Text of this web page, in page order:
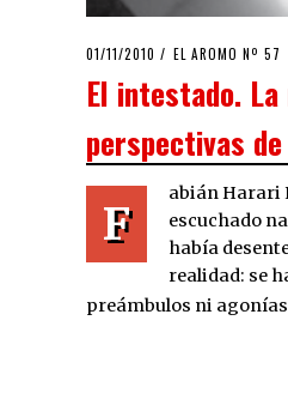
POSTED
01/11/2010 08/08/2020
EL AROMO Nº 57
El intestado.
perspectivas
F
abián Harari
escuchado
había
realidad: se
preámbulos ni